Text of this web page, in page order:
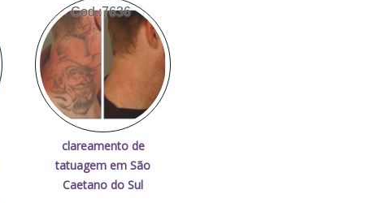
Cod.:7636
clareamento de
tatuagem em São
Caetano do Sul